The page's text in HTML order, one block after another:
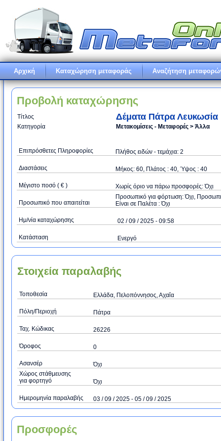
Αρχική Καταχώρηση μεταφοράς Αναζήτηση
Προβολή καταχώρησης
Τίτλος Δέματα Πάτρα Λευκωσία
Κατηγορία Μετακομίσεις - Μεταφορές > Άλλα
Επιπρόσθετες Πληροφορίες Πλήθος ειδών - τεμάχια: 2
Διαστάσεις Μήκος: 60, Πλάτος : 40, Ύψος : 40
Μέγιστο ποσό ( € ) Xωρίς όριο να πάρω προσφορές: Όχι
Προσωπικό που απαιτείται
Προσωπικό για φόρτωση: Όχι,
Είναι σε Παλέτα : Όχι
Ημ/νία καταχώρησης 02 / 09 / 2025 - 09:58
Κατάσταση Ενεργό
Στοιχεία παραλαβής
Τοποθεσία Ελλάδα, Πελοπόννησος, Αχαΐα
Πόλη/Περιοχή Πάτρα
Ταχ. Κώδικας 26226
Όροφος 0
Ασανσέρ
Όχι
Χώρος στάθμευσης
για φορτηγό
Όχι
Ημερομηνία παραλαβής 03 / 09 / 2025 - 05 / 09 / 2025
Προσφορές